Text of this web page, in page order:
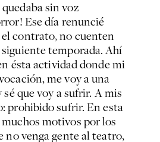
sin voz
Ese día renuncié
contrato, no cuenten
temporada. Ahí
ésta actividad donde mi
me voy a una
que voy a sufrir. A mis
prohibido sufrir. En esta
motivos por los
no venga gente al teatro,